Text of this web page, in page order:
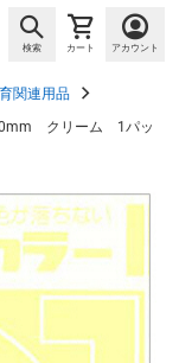
検索 カート アカウント
関連用品
クリーム 1パッ